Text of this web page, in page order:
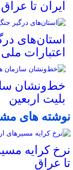
ایران تا عراق
استان‌های
اعتبارات
خط‌ونشان
بلیت اربعین
نوشته های
نرخ کرایه
تا عراق